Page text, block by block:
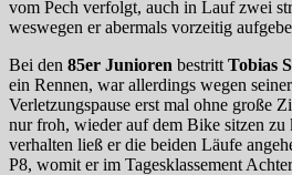
vom Pech verfolgt, auch in Lauf zwei
weswegen er abermals vorzeitig
Bei den 85er Junioren bestritt Tobias
ein Rennen, war allerdings wegen
Verletzungspause erst mal ohne große
nur froh, wieder auf dem Bike sitzen zu
verhalten ließ er die beiden Läufe
P8, womit er im Tagesklassement